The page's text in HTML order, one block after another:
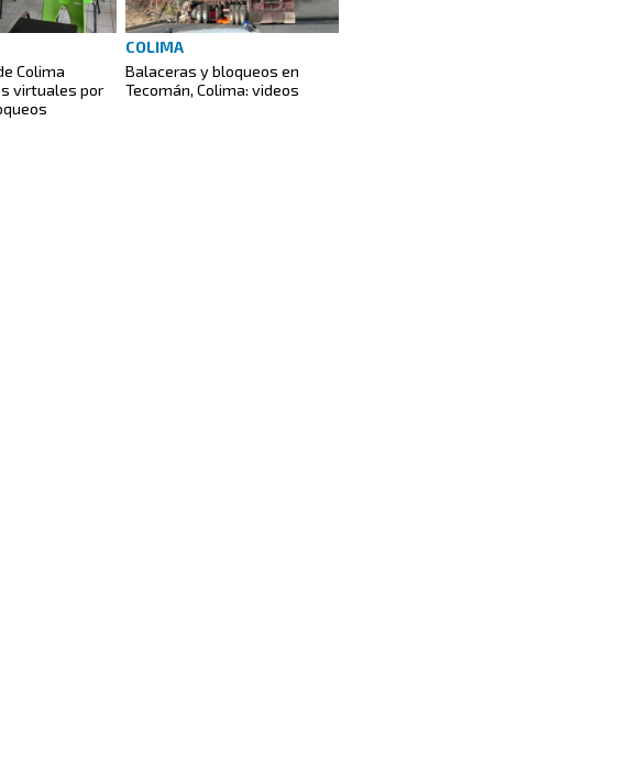
Colima
virtuales por
COLIMA
Balaceras y bloqueos en
Tecomán, Colima: videos